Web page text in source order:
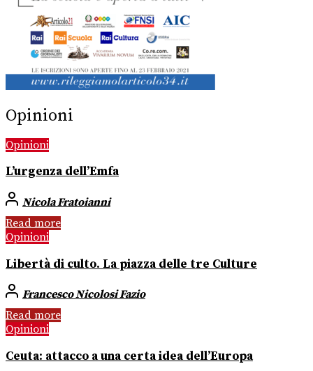
Opinioni
Opinioni
L’urgenza dell’Emfa
Nicola Fratoianni
Read more
Opinioni
Libertà di culto. La piazza delle tre Culture
Francesco Nicolosi Fazio
Read more
Opinioni
Ceuta: attacco a una certa idea dell’Europa